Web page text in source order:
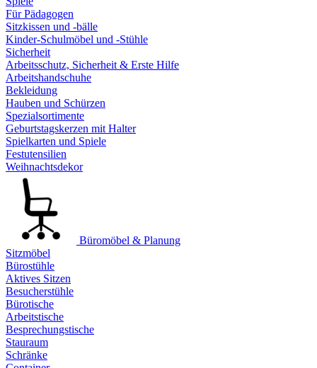
Für Pädagogen
Sitzkissen und -bälle
Kinder-Schulmöbel und -Stühle
Sicherheit
Arbeitsschutz, Sicherheit & Erste Hilfe
Arbeitshandschuhe
Bekleidung
Hauben und Schürzen
Spezialsortimente
Geburtstagskerzen mit Halter
Spielkarten und Spiele
Festutensilien
Weihnachtsdekor
Büromöbel & Planung
Sitzmöbel
Bürostühle
Aktives Sitzen
Besucherstühle
Bürotische
Arbeitstische
Besprechungstische
Stauraum
Schränke